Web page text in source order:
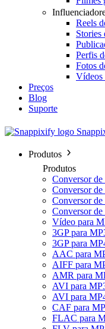
Reels
Stories
Perfis
Fotos
Vídeos
Preços
Blog
Suporte
Produtos
Produtos
Conversor
Conversor
Conversor
Conversor
Vídeo para
3GP para
3GP para
AAC para
AIFF para
AMR para
AVI para
AVI para
CAF para
FLAC para